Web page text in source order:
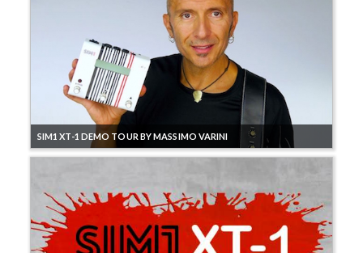
SIM1 XT-1 DEMO TOUR BY MASSIMO VARINI